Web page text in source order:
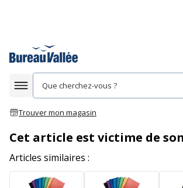
Afficher la navigation
Trouver mon magasin
Cet article est victime de son
Articles similaires :